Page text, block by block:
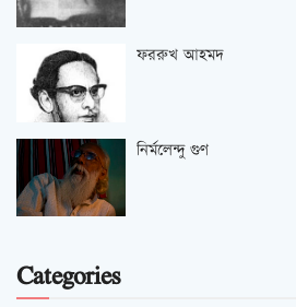
ফররুখ আহমদ
নির্মলেন্দু গুণ
Categories